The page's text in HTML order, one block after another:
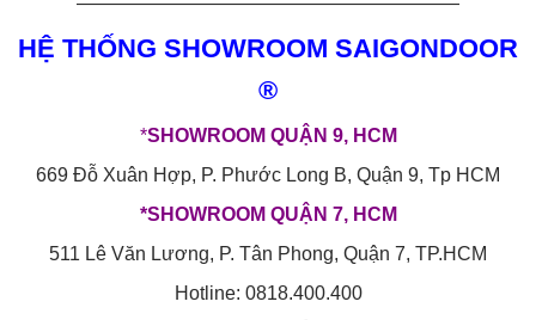
HỆ THỐNG SHOWROOM SAIGONDOOR
®
*SHOWROOM QUẬN 9, HCM
669 Đỗ Xuân Hợp, P. Phước Long B, Quận 9, Tp HCM
*SHOWROOM QUẬN 7, HCM
511 Lê Văn Lương, P. Tân Phong, Quận 7, TP.HCM
Hotline: 0818.400.400